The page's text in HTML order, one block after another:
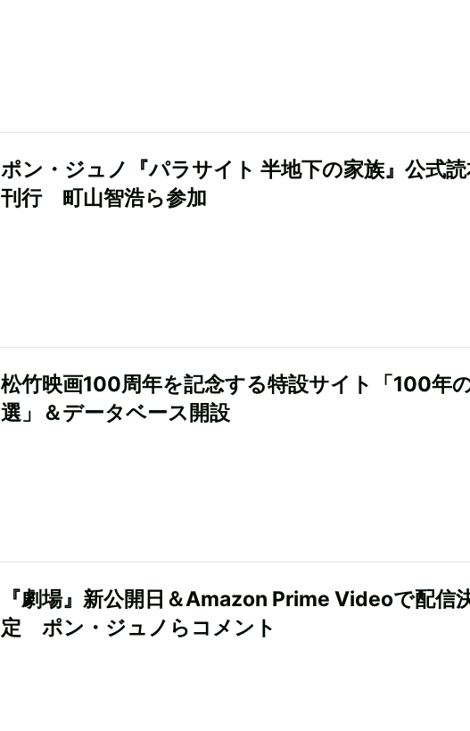
ポン・ジュノ『パラサイト 半地下の家族』公式
刊行 町山智浩ら参加
松竹映画100周年を記念する特設サイト「100年
選」＆データベース開設
『劇場』新公開日＆Amazon Prime Videoで配信
定 ポン・ジュノらコメント